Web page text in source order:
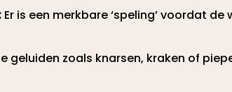
Er is een merkbare ‘speling’ voordat
geluiden zoals knarsen, kraken of